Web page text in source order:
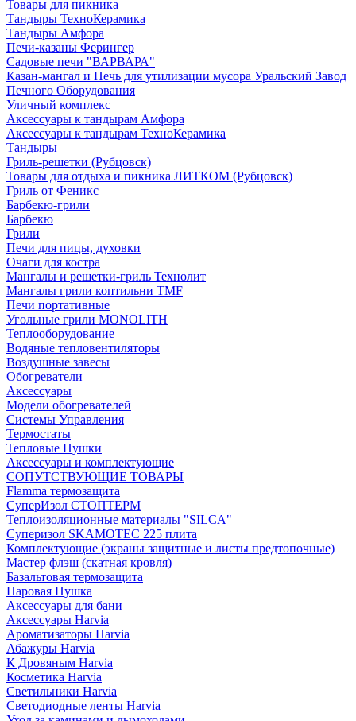
Товары для пикника
Тандыры ТехноКерамика
Тандыры Амфора
Печи-казаны Ферингер
Садовые печи "ВАРВАРА"
Казан-мангал и Печь для утилизации мусора Уральский Завод
Печного Оборудования
Уличный комплекс
Аксессуары к тандырам Амфора
Аксессуары к тандырам ТехноКерамика
Тандыры
Гриль-решетки (Рубцовск)
Товары для отдыха и пикника ЛИТКОМ (Рубцовск)
Гриль от Феникс
Барбекю-грили
Барбекю
Грили
Печи для пицы, духовки
Очаги для костра
Мангалы и решетки-гриль Технолит
Мангалы грили коптильни TMF
Печи портативные
Угольные грили MONOLITH
Теплооборудование
Водяные тепловентиляторы
Воздушные завесы
Обогреватели
Аксессуары
Модели обогревателей
Системы Управления
Термостаты
Тепловые Пушки
Аксессуары и комплектующие
СОПУТСТВУЮЩИЕ ТОВАРЫ
Flamma термозащита
СуперИзол СТОПТЕРМ
Теплоизоляционные материалы "SILCA"
Суперизол SKAMOTEC 225 плита
Комплектующие (экраны защитные и листы предтопочные)
Мастер флэш (скатная кровля)
Базальтовая термозащита
Паровая Пушка
Аксессуары для бани
Аксессуары Harvia
Ароматизаторы Harvia
Абажуры Harvia
К Дровяным Harvia
Косметика Harvia
Светильники Harvia
Светодиодные ленты Harvia